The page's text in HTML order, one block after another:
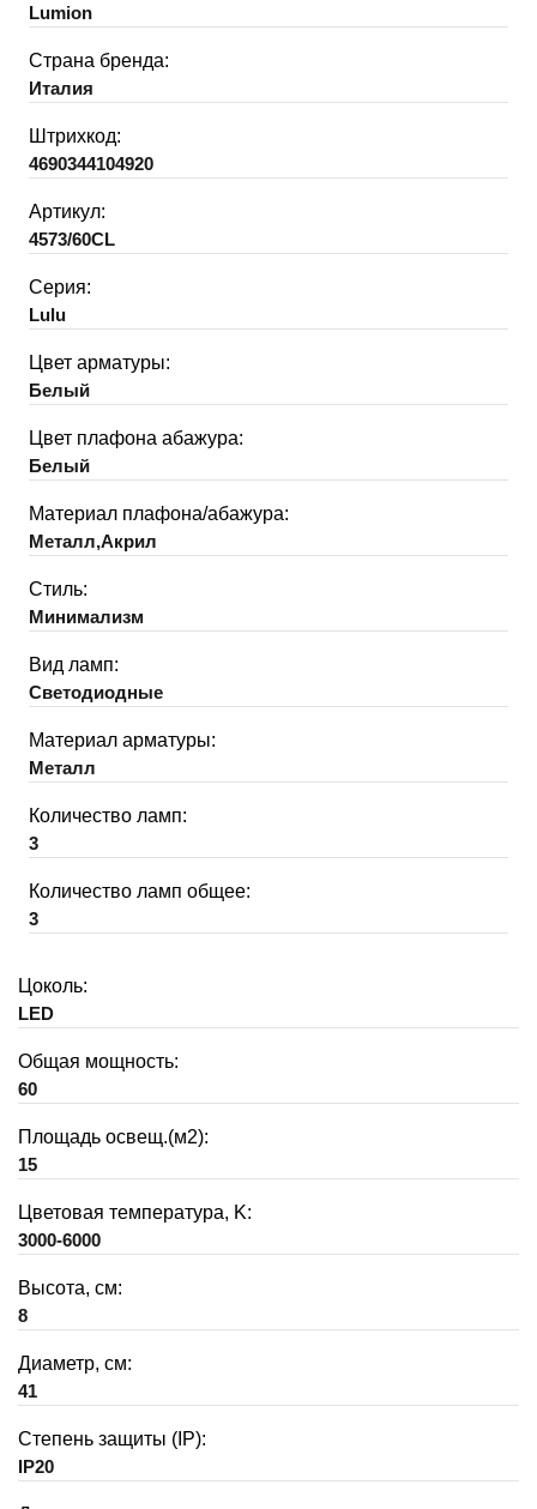
Lumion
Страна бренда:
Италия
Штрихкод:
4690344104920
Артикул:
4573/60CL
Серия:
Lulu
Цвет арматуры:
Белый
Цвет плафона абажура:
Белый
Материал плафона/абажура:
Металл,Акрил
Стиль:
Минимализм
Вид ламп:
Светодиодные
Материал арматуры:
Металл
Количество ламп:
3
Количество ламп общее:
3
Цоколь:
LED
Общая мощность:
60
Площадь освещ.(м2):
15
Цветовая температура, K:
3000-6000
Высота, см:
8
Диаметр, см:
41
Степень защиты (IP):
IP20